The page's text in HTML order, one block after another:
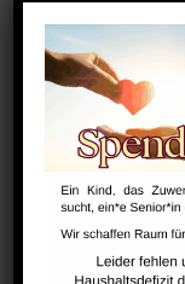
DETAILS
Datum:
September 28
19:30 - 21:00